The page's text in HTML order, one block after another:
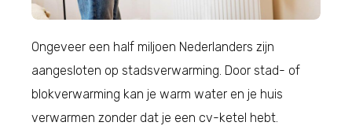
Ongeveer een half miljoen Nederlanders zijn
aangesloten op stadsverwarming. Door stad- of
blokverwarming kan je warm water en je huis
verwarmen zonder dat je een cv-ketel hebt.